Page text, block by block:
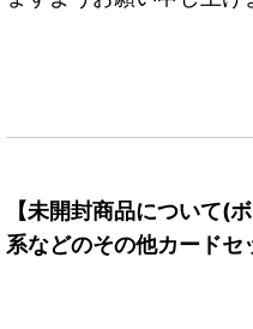
【未開封商品について(
系などのその他カードセ